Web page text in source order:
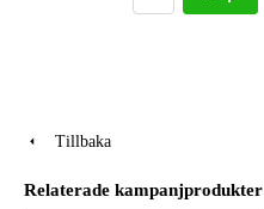
Tillbaka
Relaterade kampanjprodukter